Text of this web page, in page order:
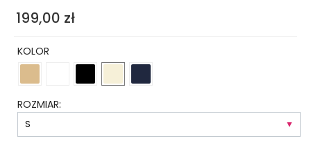
199,00 zł
KOLOR
ROZMIAR: